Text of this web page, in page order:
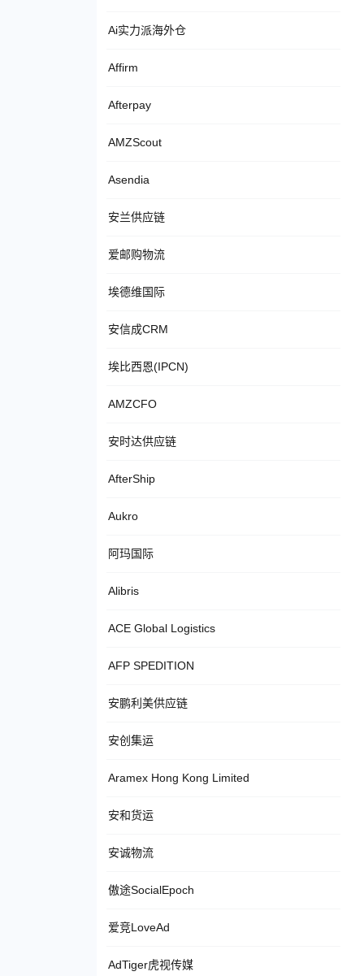
Ai实力派海外仓
Affirm
Afterpay
AMZScout
Asendia
安兰供应链
爱邮购物流
埃德维国际
安信成CRM
埃比西恩(IPCN)
AMZCFO
安时达供应链
AfterShip
Aukro
阿玛国际
Alibris
ACE Global Logistics
AFP SPEDITION
安鹏利美供应链
安创集运
Aramex Hong Kong Limited
安和货运
安诚物流
傲途SocialEpoch
爱竞LoveAd
AdTiger虎视传媒